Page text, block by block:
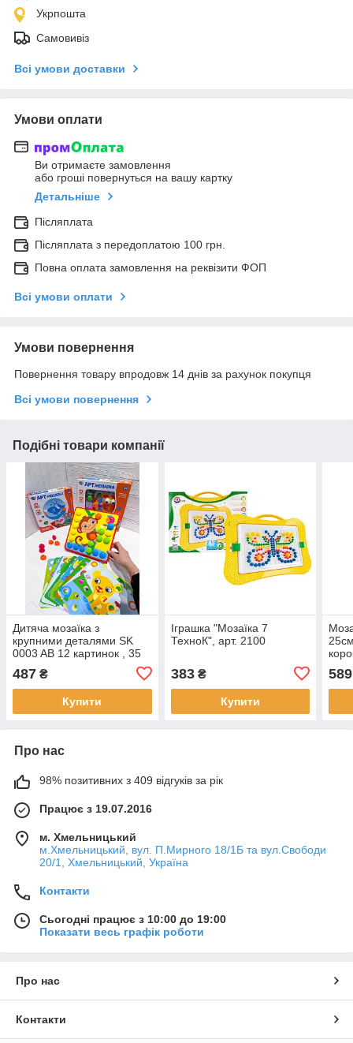
Укрпошта
Самовивіз
Всі умови доставки
Умови оплати
Ви отримаєте замовлення
або гроші повернуться на вашу картку
Детальніше
Післяплата
Післяплата з передоплатою 100 грн.
Повна оплата замовлення на реквізити ФОП
Всі умови оплати
Умови повернення
Повернення товару впродовж 14 днів за рахунок покупця
Всі умови повернення
Подібні товари компанії
Дитяча мозаїка з
крупними деталями SK
0003 AB 12 картинок , 35
фішок, 2 види, в коробці,
26-26-5см
487 ₴
Купити
Іграшка "Мозаїка 7
ТехноК", арт. 2100
383₴
Купити
589
Про нас
98% позитивних з 409 відгуків за рік
Працює з 19.07.2016
м. Хмельницький
м.Хмельницький, вул. П.Мирного 18/1Б та вул.Свободи
20/1, Хмельницький, Україна
Контакти
Сьогодні працює з 10:00 до 19:00
Показати весь графік роботи
Про нас
Контакти